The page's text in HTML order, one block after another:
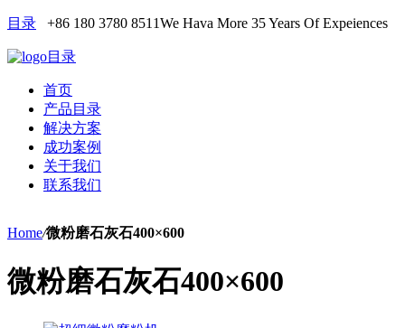
目录 +86 180 3780 8511We Hava More 35 Years Of Expeiences
目录
首页
产品目录
解决方案
成功案例
关于我们
联系我们
Home/微粉磨石灰石400×600
微粉磨石灰石400×600